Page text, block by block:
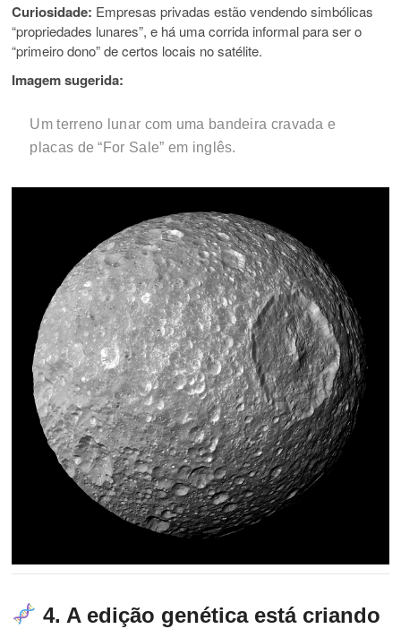
Curiosidade: Empresas privadas estão vendendo simbólicas
“propriedades lunares”, e há uma corrida informal para ser o
“primeiro dono” de certos locais no satélite.
Imagem sugerida:
Um terreno lunar com uma bandeira cravada e
placas de “For Sale” em inglês.
4. A edição genética está criando